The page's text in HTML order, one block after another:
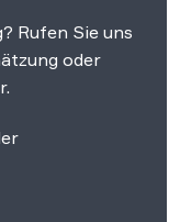
Rufen Sie uns
oder